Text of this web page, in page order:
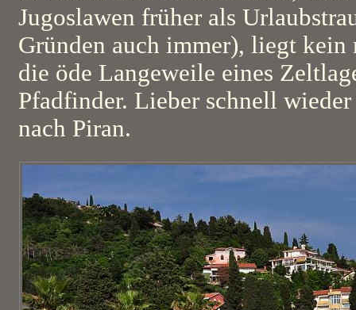
Jugoslawen früher als
Gründen auch immer), liegt kein
die öde Langeweile eines
Pfadfinder. Lieber schnell
nach Piran.